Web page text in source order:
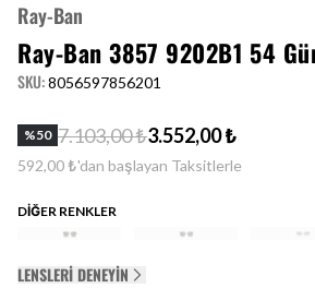
Ray-Ban
Ray-Ban 3857 9202B1 54
SKU:8056597856201
%50 7.103,00 ₺3.552,00 ₺
592,00 ₺'dan başlayan Taksitlerle
DİĞER RENKLER
LENSLERI DENEYIN